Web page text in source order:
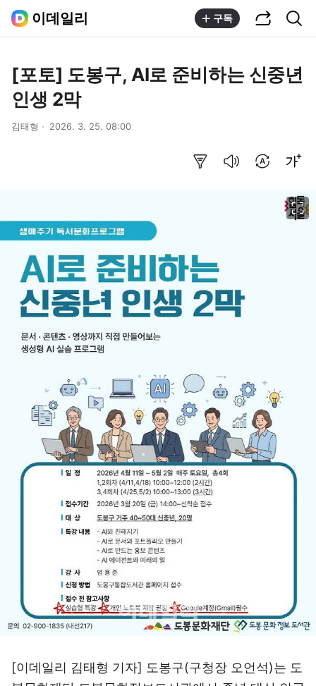
이데일리 구독
[포토] 도봉구, AI로 준비하는 신중년
인생 2막
김태형 2026. 3. 25. 08:00
[이데일리 김태형 기자] 도봉구(구청장 오언석)는 도